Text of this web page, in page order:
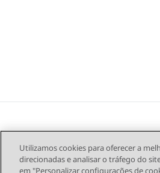
Utilizamos cookies para oferecer a
direcionadas e analisar o tráfego do
em "Personalizar configurações de